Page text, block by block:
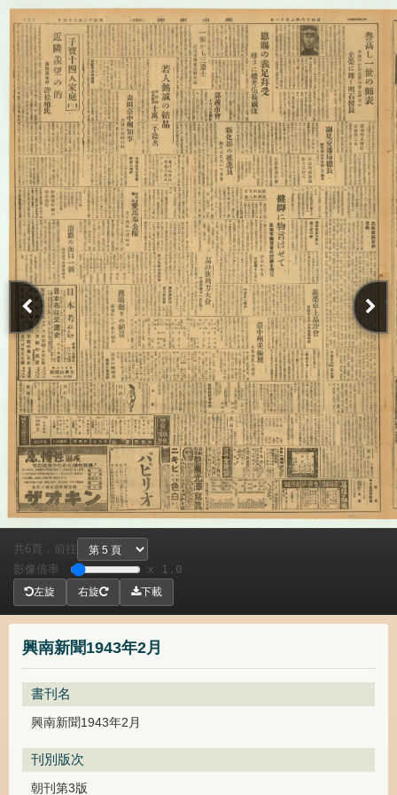
興南新聞1943年2月
書刊名
興南新聞1943年2月
刊別版次
朝刊第3版
共 6頁，
前往
影像倍率
x 1.0
左旋 右旋 下載